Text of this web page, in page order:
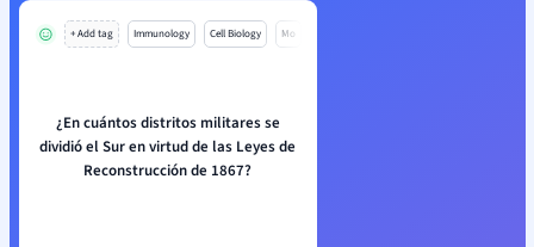
+ Add tag Immunology Cell Biology Mo
¿En cuántos distritos militares se
dividió el Sur en virtud de las Leyes de
Reconstrucción de 1867?